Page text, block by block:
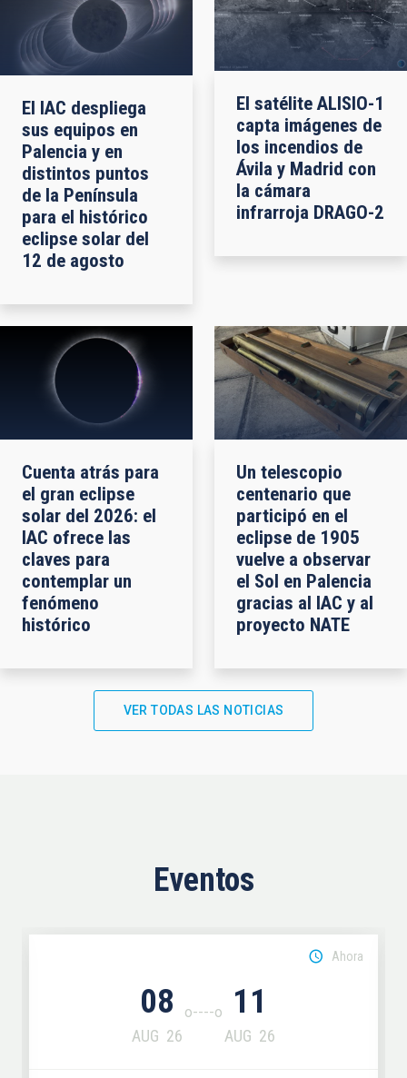
El IAC despliega
sus equipos en
Palencia y en
distintos puntos
de la Península
para el histórico
eclipse solar del
12 de agosto
El satélite ALISIO-1
capta imágenes de
los incendios de
Ávila y Madrid con
la cámara
infrarroja DRAGO-2
Cuenta atrás para
el gran eclipse
solar del 2026: el
IAC ofrece las
claves para
contemplar un
fenómeno
histórico
Un telescopio
centenario que
participó en el
eclipse de 1905
vuelve a observar
el Sol en Palencia
gracias al IAC y al
proyecto NATE
VER TODAS LAS NOTICIAS
Eventos
08
AUG 26
11
AUG 26
Ahora